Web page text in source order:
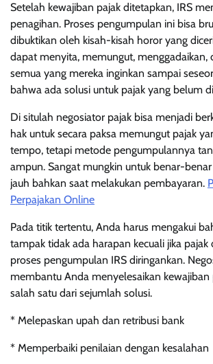
Setelah kewajiban pajak ditetapkan, IRS
penagihan. Proses pengumpulan ini bisa
dibuktikan oleh kisah-kisah horor yang
dapat menyita, memungut, menggadaikan,
semua yang mereka inginkan sampai
bahwa ada solusi untuk pajak yang belum
Di situlah negosiator pajak bisa menjadi
hak untuk secara paksa memungut pajak
tempo, tetapi metode pengumpulannya
ampun. Sangat mungkin untuk benar-
jauh bahkan saat melakukan pembayaran.
Perpajakan Online
Pada titik tertentu, Anda harus mengakui
tampak tidak ada harapan kecuali jika pajak
proses pengumpulan IRS diringankan.
membantu Anda menyelesaikan kewajiban
salah satu dari sejumlah solusi.
* Melepaskan upah dan retribusi bank
* Memperbaiki penilaian dengan kesalahan